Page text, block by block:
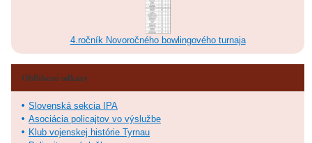
4.ročník Novoročného bowlingového turnaja
Obľúbené odkazy
Slovenská sekcia IPA
Asociácia policajtov vo výslužbe
Klub vojenskej histórie Tyrnau